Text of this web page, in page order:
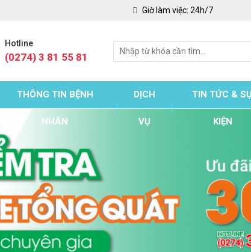
Giờ làm việc: 24h/7
Hotline
(0274) 3 81 55 81
THÔNG TIN BỆNH
NHÂN
DỊCH
VỤ
TIN TỨC &
KIỆN